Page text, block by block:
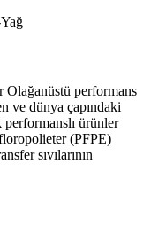
Olağanüstü performans
ve dünya çapındaki
ürünler
(PFPE)
sıvılarının